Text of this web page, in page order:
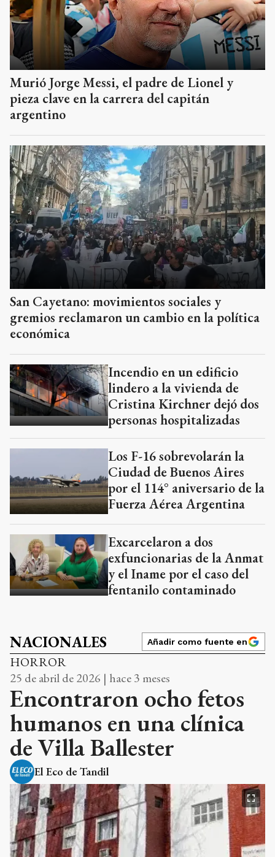
Murió Jorge Messi, el padre de Lionel y
pieza clave en la carrera del capitán
argentino
San Cayetano: movimientos sociales y
gremios reclamaron un cambio en la política
económica
Incendio en un edificio
lindero a la vivienda de
Cristina Kirchner dejó dos
personas hospitalizadas
Los F-16 sobrevolarán la
Ciudad de Buenos Aires
por el 114° aniversario de la
Fuerza Aérea Argentina
Excarcelaron a dos
exfuncionarias de la Anmat
y el Iname por el caso del
fentanilo contaminado
NACIONALES Añadir como fuente en
HORROR
25 de abril de 2026 | hace 3 meses
Encontraron ocho fetos
humanos en una clínica
de Villa Ballester
El Eco de Tandil